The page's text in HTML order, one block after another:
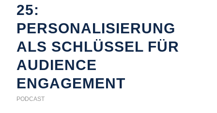
25:
PERSONALISIERUNG
ALS SCHLÜSSEL FÜR
AUDIENCE
ENGAGEMENT
PODCAST